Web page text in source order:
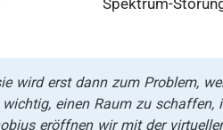
Spektrum-
wird erst dann zum Problem,
einen Raum zu
eröffnen wir mit der